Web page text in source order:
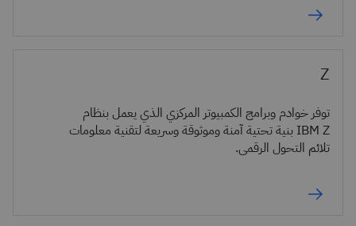
Z
توفر خوادم وبرامج الكمبيوتر المركزي الذي يعمل بنظام
IBM Z بنية تحتية آمنة وموثوقة وسريعة لتقنية معلومات
تلائم التحول الرقمي.